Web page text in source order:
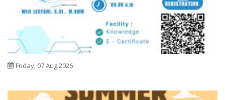
Friday, 07 Aug 2026